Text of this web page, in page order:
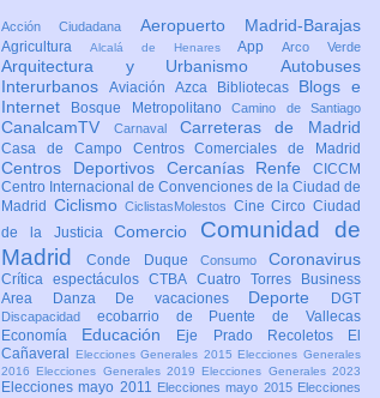
Acción Ciudadana Aeropuerto Madrid-Barajas
Agricultura Alcalá de HenaresAppArco Verde
Arquitectura y Urbanismo Autobuses
Interurbanos Aviación Azca Bibliotecas Blogs e
Internet
Bosque MetropolitanoCamino de Santiago
CanalcamTV Carnaval Carreteras de Madrid
Casa de Campo Centros Comerciales de Madrid
Centros Deportivos Cercanías Renfe CICCM
Centro Internacional de Convenciones de la Ciudad de
Madrid CiclismoCiclistasMolestos CineCircoCiudad
de la JusticiaComercio Comunidad de
MadridConde Duque Consumo Coronavirus
Crítica espectáculosCTBA Cuatro Torres Business
Area
Danza De vacaciones Deporte DGT
Discapacidad ecobarrio de Puente de Vallecas
Economía Educación Eje Prado Recoletos
El
Cañaveral
Elecciones Generales 2015 Elecciones Generales
2016 Elecciones Generales 2019 Elecciones Generales 2023
Elecciones mayo 2011 Elecciones mayo 2015 Elecciones